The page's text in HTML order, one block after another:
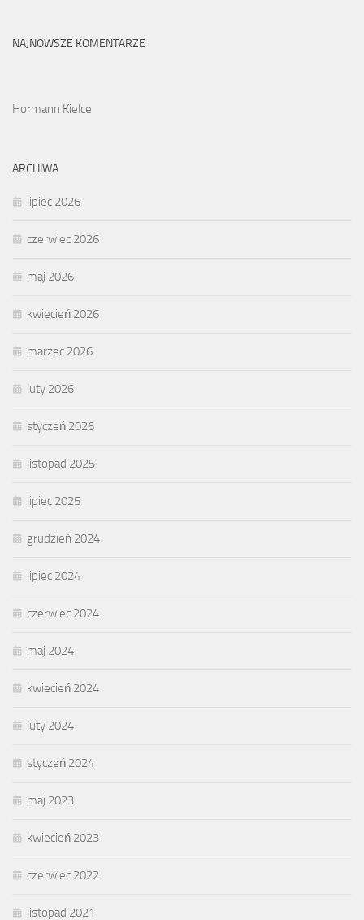
NAJNOWSZE KOMENTARZE
Hormann Kielce
ARCHIWA
lipiec 2026
czerwiec 2026
maj 2026
kwiecień 2026
marzec 2026
luty 2026
styczeń 2026
listopad 2025
lipiec 2025
grudzień 2024
lipiec 2024
czerwiec 2024
maj 2024
kwiecień 2024
luty 2024
styczeń 2024
maj 2023
kwiecień 2023
czerwiec 2022
listopad 2021